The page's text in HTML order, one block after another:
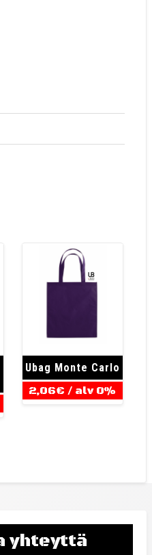
Ubag Monte Carlo
2,06€ / alv 0%
yhteyttä